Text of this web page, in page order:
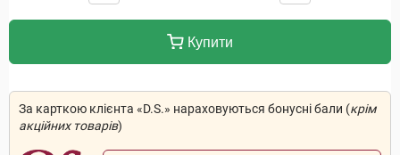
Купити
За карткою клієнта «D.S.» нараховуються бонусні бали (крім
акційних товарів)